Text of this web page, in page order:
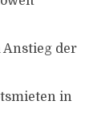
der
in